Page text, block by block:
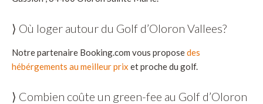
⟩ Où loger autour du Golf d’Oloron Vallees?
Notre partenaire Booking.com vous proposedes
hébérgements au meilleur prix et proche du golf.
⟩ Combien coûte un green-fee au Golf d’Oloron